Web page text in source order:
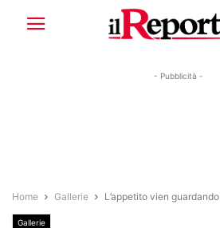
- Pubblicità -
Home Gallerie L’appetito vien guardando
Gallerie